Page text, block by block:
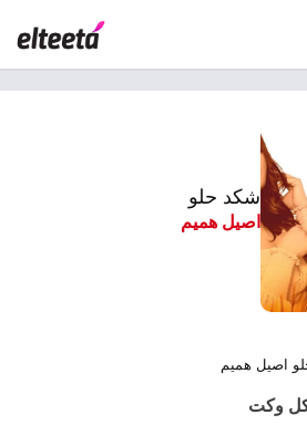
شكد حلو
اصيل هميم
اصيل هميم
كل وكت